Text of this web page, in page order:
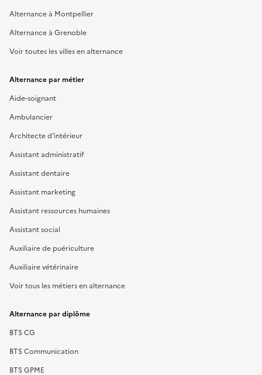
Alternance à Montpellier
Alternance à Grenoble
Voir toutes les villes en alternance
Alternance par métier
Aide-soignant
Ambulancier
Architecte d'intérieur
Assistant administratif
Assistant dentaire
Assistant marketing
Assistant ressources humaines
Assistant social
Auxiliaire de puériculture
Auxiliaire vétérinaire
Voir tous les métiers en alternance
Alternance par diplôme
BTS CG
BTS Communication
BTS GPME